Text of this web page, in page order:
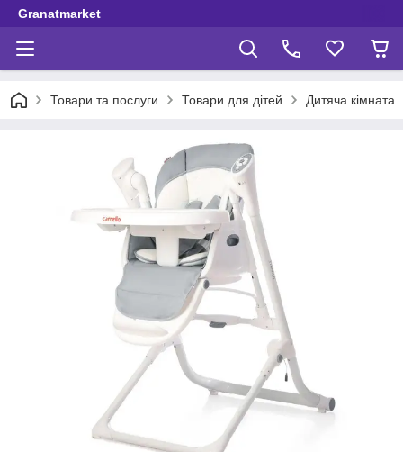
Granatmarket
Товари та послуги Товари для дітей Дитяча кімната